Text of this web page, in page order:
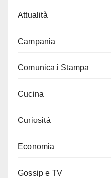
Attualità
Campania
Comunicati Stampa
Cucina
Curiosità
Economia
Gossip e TV